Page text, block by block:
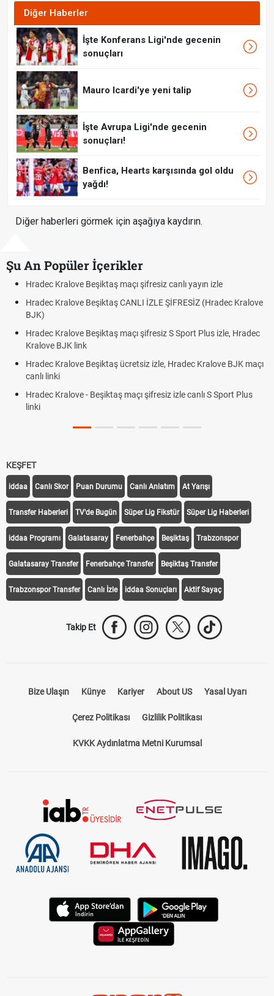
Diğer Haberler
İşte Konferans Ligi'nde gecenin
sonuçları
Mauro Icardi'ye yeni talip
İşte Avrupa Ligi'nde gecenin
sonuçları!
Benfica, Hearts karşısında gol oldu
yağdı!
Diğer haberleri görmek için aşağıya kaydırın.
Şu An Popüler İçerikler
yayın izle
(Hradec Kralove
Plus izle, Hradec
Kralove BJK maçı
canlı S Sport Plus
Hradec Kralove - Beşiktaş maçı şifresiz izle
Hradec Kralove Beşiktaş maçı şifresiz
Trivela Nedir? Trivela Vuruşu Nasıl Yapılır?
Plonjon Nedir? Kalecilikte Plonjon Hareketi
KEŞFET
iddaa Canlı Skor Puan Durumu Canlı Anlatım At Yarışı
Transfer Haberleri TV'de Bugün Süper Lig Fikstür Süper Lig Haberleri
iddaa Programı Galatasaray Fenerbahçe Beşiktaş Trabzonspor
Galatasaray Transfer Fenerbahçe Transfer Beşiktaş Transfer
Trabzonspor Transfer Canlı İzle iddaa Sonuçları Aktif Sayaç
Takip Et
Bize Ulaşın Künye Kariyer About US Yasal Uyarı
Çerez Politikası Gizlilik Politikası
KVKK Aydınlatma Metni Kurumsal